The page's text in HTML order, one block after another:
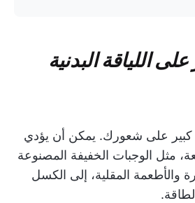
ركز على اللياقة البدنية
كبير على شعورك. يمكن أن يؤدي
مثل الوجبات الخفيفة المصنوعة
والأطعمة المقلية، إلى الكسل